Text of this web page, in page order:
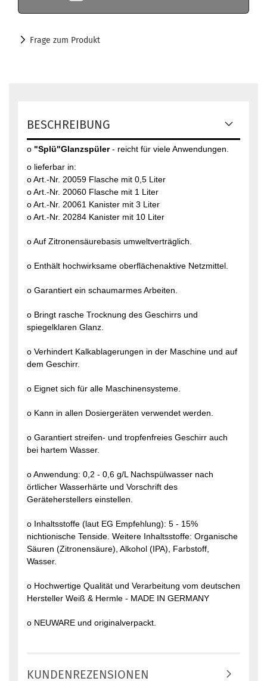
Frage zum Produkt
BESCHREIBUNG
o "Splü"Glanzspüler- reicht für viele Anwendungen.
o lieferbar in:
o Art.-Nr. 20059 Flasche mit 0,5 Liter
o Art.-Nr. 20060 Flasche mit 1 Liter
o Art.-Nr. 20061 Kanister mit 3 Liter
o Art.-Nr. 20284 Kanister mit 10 Liter
o Auf Zitronensäurebasis umweltverträglich.
o Enthält hochwirksame oberflächenaktive Netzmittel.
o Garantiert ein schaumarmes Arbeiten.
o Bringt rasche Trocknung des Geschirrs und
spiegelklaren Glanz.
o Verhindert Kalkablagerungen in der Maschine und auf
dem Geschirr.
o Eignet sich für alle Maschinensysteme.
o Kann in allen Dosiergeräten verwendet werden.
o Garantiert streifen- und tropfenfreies Geschirr auch
bei hartem Wasser.
o Anwendung: 0,2 - 0,6 g/L Nachspülwasser nach
örtlicher Wasserhärte und Vorschrift des
Geräteherstellers einstellen.
o Inhaltsstoffe (laut EG Empfehlung): 5 - 15%
nichtionische Tenside. Weitere Inhaltsstoffe: Organische
Säuren (Zitronensäure), Alkohol (IPA), Farbstoff,
Wasser.
o Hochwertige Qualität und Verarbeitung vom deutschen
Hersteller Weiß & Hermle - MADE IN GERMANY
o NEUWARE und originalverpackt.
KUNDENREZENSIONEN